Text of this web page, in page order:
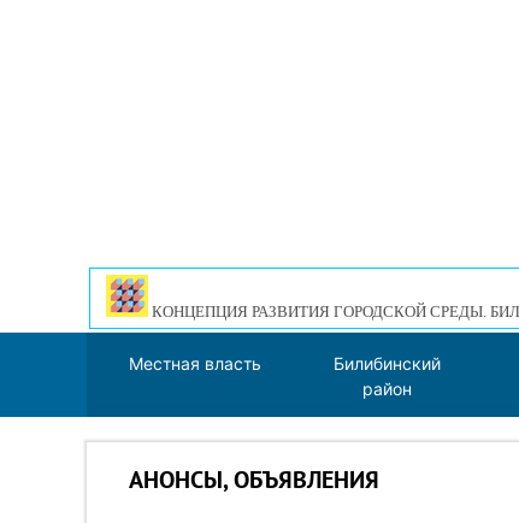
КОНЦЕПЦИЯ РАЗВИТИЯ ГОРОДСКОЙ СРЕДЫ.
Местная власть
Билибинский
район
АНОНСЫ, ОБЪЯВЛЕНИЯ